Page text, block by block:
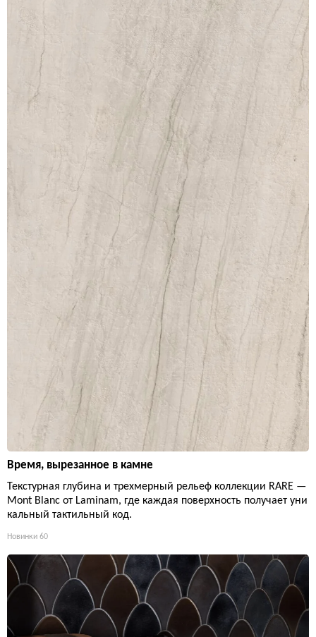
Время, вырезанное в камне
Текстурная глубина и трехмерный рельеф коллекции RARE —
Mont Blanc от Laminam, где каждая поверхность получает уни
кальный тактильный код.
Новинки 60